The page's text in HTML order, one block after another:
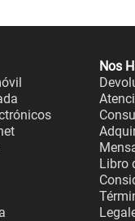
Nos
Libro